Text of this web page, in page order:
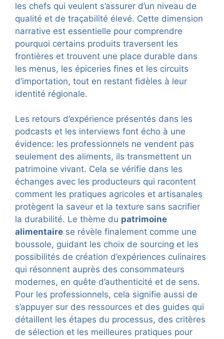
les chefs qui veulent s’assurer d’un niveau de
qualité et de traçabilité élevé. Cette dimension
narrative est essentielle pour comprendre
pourquoi certains produits traversent les
frontières et trouvent une place durable dans
les menus, les épiceries fines et les circuits
d’importation, tout en restant fidèles à leur
identité régionale.
Les retours d’expérience présentés dans les
podcasts et les interviews font écho à une
évidence: les professionnels ne vendent pas
seulement des aliments, ils transmettent un
patrimoine vivant. Cela se vérifie dans les
échanges avec les producteurs qui racontent
comment les pratiques agricoles et artisanales
protègent la saveur et la texture sans sacrifier
la durabilité. Le thème du patrimoine
alimentaire se révèle finalement comme une
boussole, guidant les choix de sourcing et les
possibilités de création d’expériences culinaires
qui résonnent auprès des consommateurs
modernes, en quête d’authenticité et de sens.
Pour les professionnels, cela signifie aussi de
s’appuyer sur des ressources et des guides qui
détaillent les étapes du processus, des critères
de sélection et les meilleures pratiques pour